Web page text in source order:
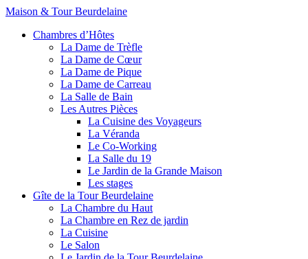
Maison & Tour Beurdelaine
Chambres d’Hôtes
La Dame de Trèfle
La Dame de Cœur
La Dame de Pique
La Dame de Carreau
La Salle de Bain
Les Autres Pièces
La Cuisine des Voyageurs
La Véranda
Le Co-Working
La Salle du 19
Le Jardin de la Grande Maison
Les stages
Gîte de la Tour Beurdelaine
La Chambre du Haut
La Chambre en Rez de jardin
La Cuisine
Le Salon